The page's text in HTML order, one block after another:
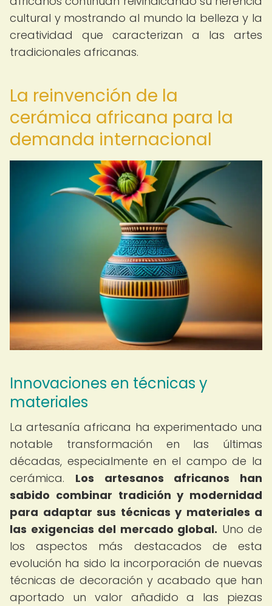
cultural y mostrando al mundo la belleza y la
creatividad que caracterizan a las artes
tradicionales africanas.
La reinvención de la
cerámica africana para la
demanda internacional
Innovaciones en técnicas y
materiales
La artesanía africana ha experimentado una
notable transformación en las últimas
décadas, especialmente en el campo de la
cerámica. Los artesanos africanos han
sabido combinar tradición y modernidad
para adaptar sus técnicas y materiales a
las exigencias del mercado global. Uno de
los aspectos más destacados de esta
evolución ha sido la incorporación de nuevas
técnicas de decoración y acabado que han
aportado un valor añadido a las piezas